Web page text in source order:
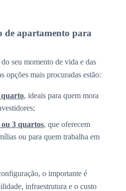
de apartamento para
seu momento de vida e das
opções mais procuradas estão:
quarto, ideais para quem mora
ou 3 quartos, que oferecem
ou para quem trabalha em
o importante é
infraestrutura e o custo